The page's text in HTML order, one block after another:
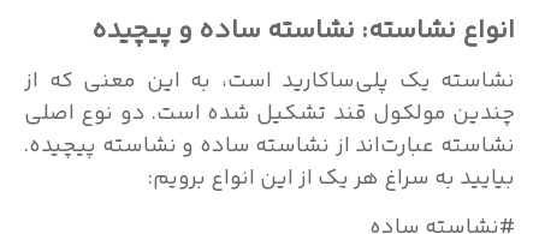
انواع نشاسته: نشاسته ساده و پیچیده
نشاسته یک پلی‌ساکارید است، به این معنی که از
چندین مولکول قند تشکیل شده است. دو نوع اصلی
نشاسته عبارت‌اند از نشاسته ساده و نشاسته پیچیده.
بیایید به سراغ هر یک از این انواع برویم: